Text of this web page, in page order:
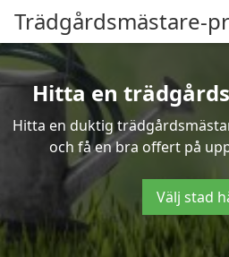
Trädgårdsmästare-
Hitta en
Hitta en duktig
och få en bra offert på
Välj stad